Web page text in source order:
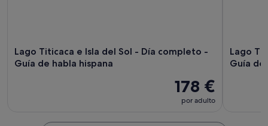
Lago Titicaca e Isla del Sol - Día completo -
Guía de habla hispana
178 €
por adulto
Lago
Guía de